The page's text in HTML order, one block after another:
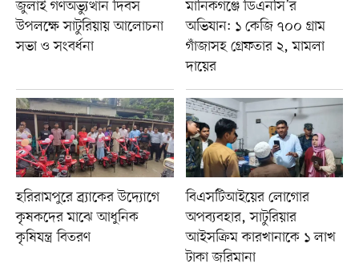
জুলাই গণঅভ্যুত্থান দিবস
উপলক্ষে সাটুরিয়ায় আলোচনা
সভা ও সংবর্ধনা
মানিকগঞ্জে ডিএনসি’র
অভিযান: ১ কেজি ৭০০ গ্রাম
গাঁজাসহ গ্রেফতার ২, মামলা
দায়ের
হরিরামপুরে ব্র্যাকের উদ্যোগে
কৃষকদের মাঝে আধুনিক
কৃষিযন্ত্র বিতরণ
বিএসটিআইয়ের লোগোর
অপব্যবহার, সাটুরিয়ার
আইসক্রিম কারখানাকে ১ লাখ
টাকা জরিমানা